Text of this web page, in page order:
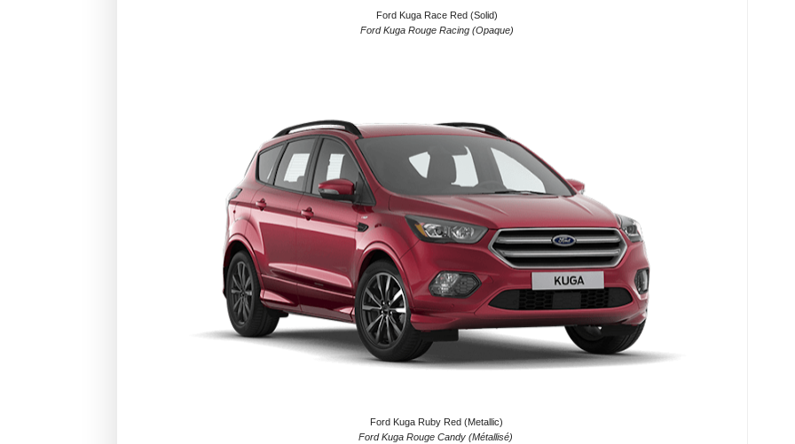
Ford Kuga Race Red (Solid)
Ford Kuga Rouge Racing (Opaque)
Ford Kuga Ruby Red (Metallic)
Ford Kuga Rouge Candy (Métallisé)